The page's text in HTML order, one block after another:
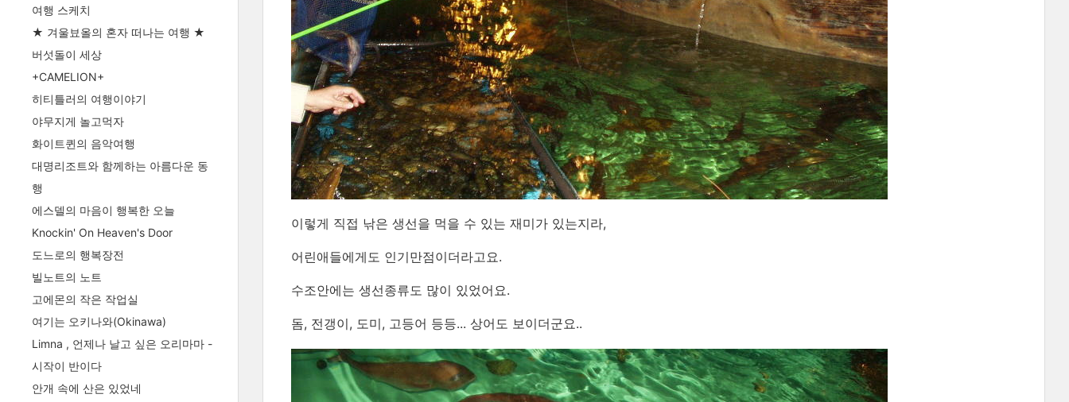
여행 스케치
★ 겨울뵤올의 혼자 떠나는 여행 ★
버섯돌이 세상
+CAMELION+
히티틀러의 여행이야기
야무지게 놀고먹자
화이트퀸의 음악여행
대명리조트와 함께하는 아름다운 동
행
에스델의 마음이 행복한 오늘
Knockin' On Heaven's Door
도느로의 행복장전
빌노트의 노트
고에몬의 작은 작업실
여기는 오키나와(Okinawa)
Limna , 언제나 날고 싶은 오리마마 -
시작이 반이다
안개 속에 산은 있었네
이렇게 직접 낚은 생선을 먹을 수 있는 재미가 있는지라,
어린애들에게도 인기만점이더라고요.
수조안에는 생선종류도 많이 있었어요.
돔, 전갱이, 도미, 고등어 등등... 상어도 보이더군요..